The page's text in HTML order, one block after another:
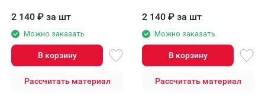
2 140 ₽ за шт
Можно заказать
В корзину
Рассчитать материал
2 140 ₽ за шт
Можно заказать
В корзину
Рассчитать материал